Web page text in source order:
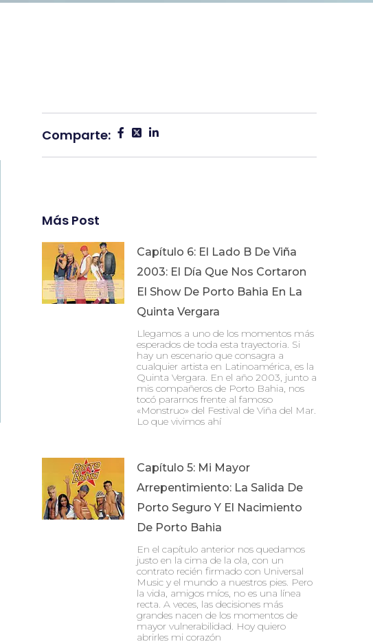
Comparte:
Más Post
Capítulo 6: El Lado B De Viña
2003: El Día Que Nos Cortaron
El Show De Porto Bahia En La
Quinta Vergara
Llegamos a uno de los momentos más
esperados de toda esta trayectoria. Si
hay un escenario que consagra a
cualquier artista en Latinoamérica, es la
Quinta Vergara. En el año 2003, junto a
mis compañeros de Porto Bahia, nos
tocó pararnos frente al famoso
«Monstruo» del Festival de Viña del Mar.
Lo que vivimos ahí
Capítulo 5: Mi Mayor
Arrepentimiento: La Salida De
Porto Seguro Y El Nacimiento
De Porto Bahia
En el capítulo anterior nos quedamos
justo en la cima de la ola, con un
contrato recién firmado con Universal
Music y el mundo a nuestros pies. Pero
la vida, amigos míos, no es una línea
recta. A veces, las decisiones más
grandes nacen de los momentos de
mayor vulnerabilidad. Hoy quiero
abrirles mi corazón